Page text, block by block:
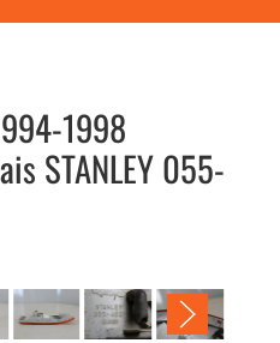
1998
STANLEY 055-
левый STANLEY 055-